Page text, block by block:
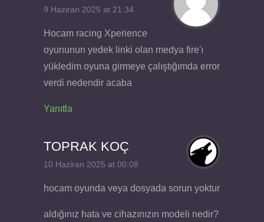
9 Haziran 2025 at 21:34
Hocam racing Xperience
oyununun yedek linki olan medya fire'ı
yükledim oyuna girmeye çalıştığımda error
verdi nedendir acaba
Yanıtla
TOPRAK KOÇ
10 Haziran 2025 at 00:08
hocam oyunda veya dosyada sorun yoktur
aldığınız hata ve cihazınızın modeli nedir?